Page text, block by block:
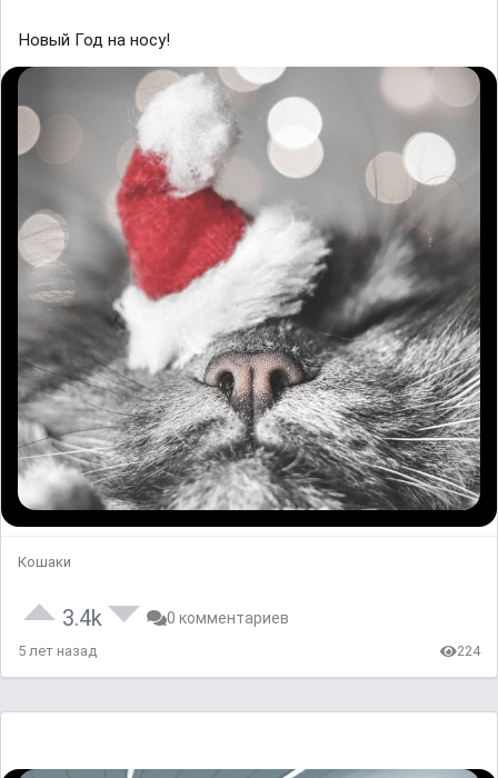
Новый Год на носу!
Кошаки
3.4k 0 комментариев
5 лет назад 224